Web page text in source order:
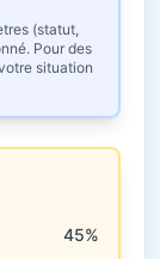
(statut,
Pour des
situation
45%